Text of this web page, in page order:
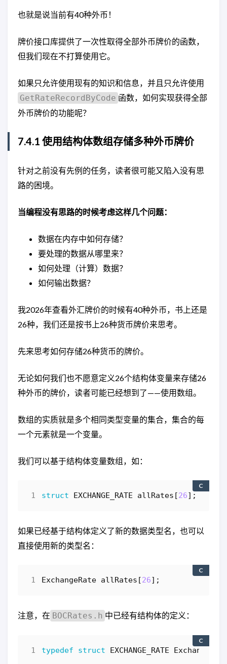
也就是说当前有40种外币！
牌价接口库提供了一次性取得全部外币牌价的函数，
但我们现在不打算使用它。
如果只允许使用现有的知识和信息，并且只允许使用
GetRateRecordByCode 函数，如何实现获得全部
外币牌价的功能呢？
7.4.1 使用结构体数组存储多种外币牌价
针对之前没有先例的任务，读者很可能又陷入没有思
路的困境。
当编程没有思路的时候考虑这样几个问题：
数据在内存中如何存储？
要处理的数据从哪里来？
如何处理（计算）数据？
如何输出数据？
我2026年查看外汇牌价的时候有40种外币，书上还是
26种，我们还是按书上26种货币牌价来思考。
先来思考如何存储26种货币的牌价。
无论如何我们也不愿意定义26个结构体变量来存储26
种外币的牌价，读者可能已经想到了——使用数组。
数组的实质就是多个相同类型变量的集合，集合的每
一个元素就是一个变量。
我们可以基于结构体变量数组，如：
struct EXCHANGE_RATE allRates [26];
C
如果已经基于结构体定义了新的数据类型名，也可以
直接使用新的类型名：
ExchangeRate allRates [26];
C
注意，在 BOCRates.h 中已经有结构体的定义：
typedef struct EXCHANGE_RATE
C